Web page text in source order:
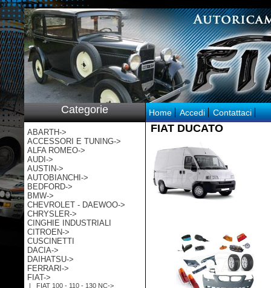
p:/
Categorie
ABARTH->
ACCESSORI E TUNING->
ALFA ROMEO->
AUDI->
AUSTIN->
AUTOBIANCHI->
BEDFORD->
BMW->
CHEVROLET - DAEWOO->
CHRYSLER->
CINGHIE INDUSTRIALI
CITROEN->
CUSCINETTI
DACIA->
DAIHATSU->
FERRARI->
FIAT->
|_ FIAT 100 - 110 - 130 NC->
Home Accedi Contattaci
FIAT DUCATO